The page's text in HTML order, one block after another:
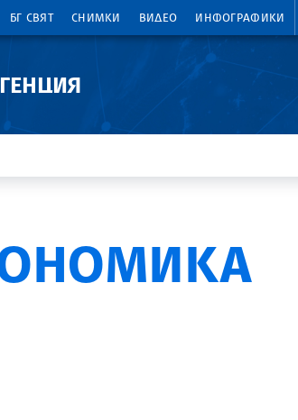
БГ СВЯТ СНИМКИ ВИДЕО ИНФОГРАФИКИ